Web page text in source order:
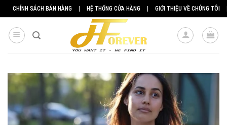
Skip
to
content
CHÍNH SÁCH BÁN HÀNG | HỆ THỐNG CỬA HÀNG | GIỚI THIỆU VỀ CHÚNG TÔI